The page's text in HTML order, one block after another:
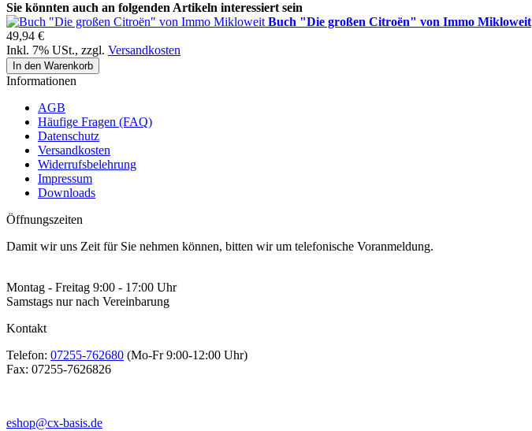
Sie könnten auch an folgenden Artikeln interessiert sein
Buch "Die großen Citroën" von Immo Mikloweit
49,94 €
Inkl. 7% USt., zzgl. Versandkosten
In den Warenkorb
Informationen
AGB
Häufige Fragen (FAQ)
Datenschutz
Versandkosten
Widerrufsbelehrung
Impressum
Downloads
Öffnungszeiten
Damit wir uns Zeit für Sie nehmen können, bitten wir um telefonische Voranmeldung.
Montag - Freitag 9:00 - 17:00 Uhr
Samstags nur nach Vereinbarung
Kontakt
Telefon: 07255-762680 (Mo-Fr 9:00-12:00 Uhr)
Fax: 07255-7626826
eshop@cx-basis.de